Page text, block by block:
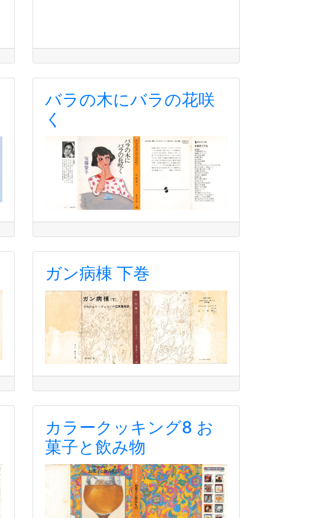
バラの木にバラの花咲
く
ガン病棟 下巻
カラークッキング8 お
菓子と飲み物